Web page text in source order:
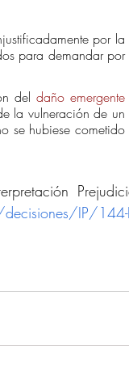
por la
para demandar por
del daño emergente
la vulneración de un
se hubiese cometido
IP/144-